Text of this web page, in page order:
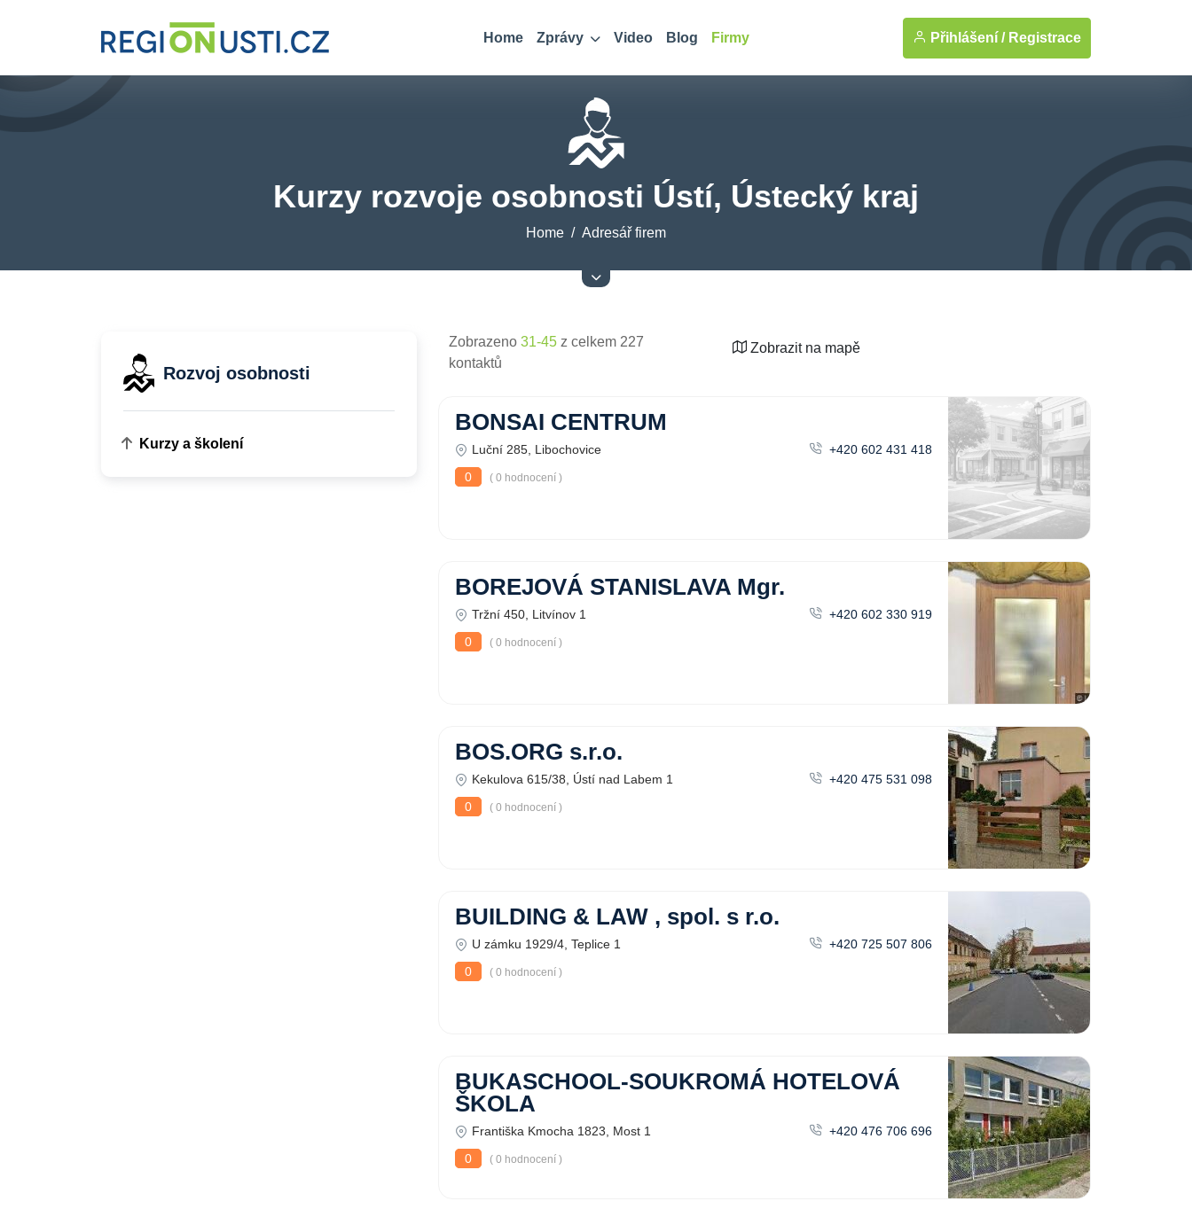
Home Zprávy Video Blog Firmy Přihlášení / Registrace
Kurzy rozvoje osobnosti Ústí, Ústecký kraj
Home Adresář firem
Rozvoj osobnosti
Kurzy a školení
Zobrazeno 31-45 z celkem 227
kontaktů
Zobrazit na mapě
BONSAI CENTRUM
Luční 285, Libochovice
+420 602 431 418
0
( 0 hodnocení )
BOREJOVÁ STANISLAVA Mgr.
Tržní 450, Litvínov 1
+420 602 330 919
0
( 0 hodnocení )
BOS.ORG s.r.o.
Kekulova 615/38, Ústí nad Labem 1
+420 475 531 098
0
( 0 hodnocení )
BUILDING & LAW , spol. s r.o.
U zámku 1929/4, Teplice 1
+420 725 507 806
0
( 0 hodnocení )
BUKASCHOOL-SOUKROMÁ HOTELOVÁ
ŠKOLA
Františka Kmocha 1823, Most 1
+420 476 706 696
0
( 0 hodnocení )